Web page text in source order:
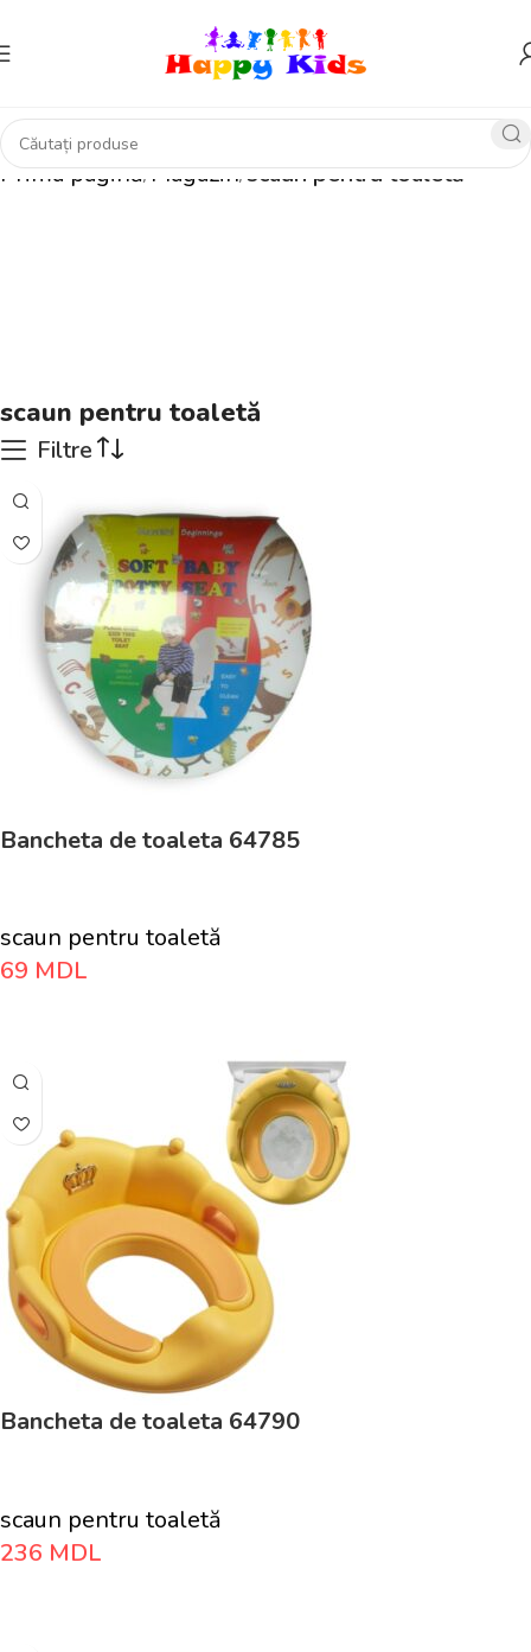
Prima pagină Magazin scaun pentru toaletă
scaun pentru toaletă
Filtre
Bancheta de toaleta 64785
scaun pentru toaletă
69 MDL
Bancheta de toaleta 64790
scaun pentru toaletă
236 MDL